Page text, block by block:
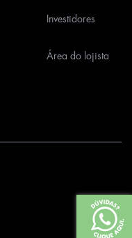
Investidores
Área do lojista